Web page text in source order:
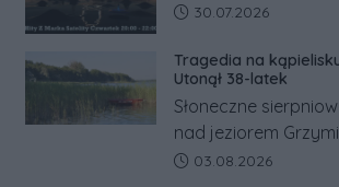
Data dodania artykułu:
30.07.2026
Tragedia na
Utonął 38-latek
Słoneczne
nad jeziorem
powiecie śremskim
Data dodania artykułu:
03.08.2026